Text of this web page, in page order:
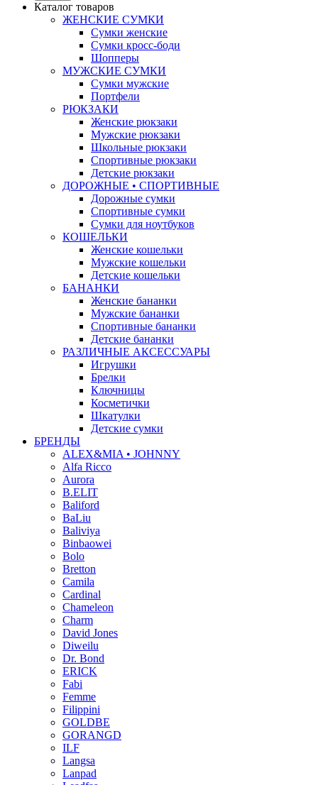
Каталог товаров
ЖЕНСКИЕ СУМКИ
Сумки женские
Сумки кросс-боди
Шопперы
МУЖСКИЕ СУМКИ
Сумки мужские
Портфели
РЮКЗАКИ
Женские рюкзаки
Мужские рюкзаки
Школьные рюкзаки
Спортивные рюкзаки
Детские рюкзаки
ДОРОЖНЫЕ • СПОРТИВНЫЕ
Дорожные сумки
Спортивные сумки
Сумки для ноутбуков
КОШЕЛЬКИ
Женские кошельки
Мужские кошельки
Детские кошельки
БАНАНКИ
Женские бананки
Мужские бананки
Спортивные бананки
Детские бананки
РАЗЛИЧНЫЕ АКСЕССУАРЫ
Игрушки
Брелки
Ключницы
Косметички
Шкатулки
Детские сумки
БРЕНДЫ
ALEX&MIA • JOHNNY
Alfa Ricco
Aurora
B.ELIT
Baliford
BaLiu
Baliviya
Binbaowei
Bolo
Bretton
Camila
Cardinal
Chameleon
Charm
David Jones
Diweilu
Dr. Bond
ERICK
Fabi
Femme
Filippini
GOLDBE
GORANGD
ILF
Langsa
Lanpad